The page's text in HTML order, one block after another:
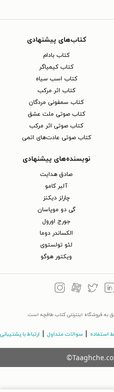
کتاب‌های پیشنهادی
کتاب بادام
کتاب کیمیاگر
کتاب اسب سیاه
کتاب اثر مرکب
کتاب سمفونی مردگان
کتاب صوتی ملت عشق
کتاب صوتی اثر مرکب
کتاب صوتی عادت‌های اتمی
نویسنده‌های پیشنهادی
صادق هدایت
آلبر کامو
چارلز دیکنز
گی دو موپاسان
جورج اورول
الکساندر دوما
لئو تولستوی
ویکتور هوگو
فروشگاه اینترنتی کتاب طاقچه است.
استفاده سوالات متداول ارتباط با پشتیبانی